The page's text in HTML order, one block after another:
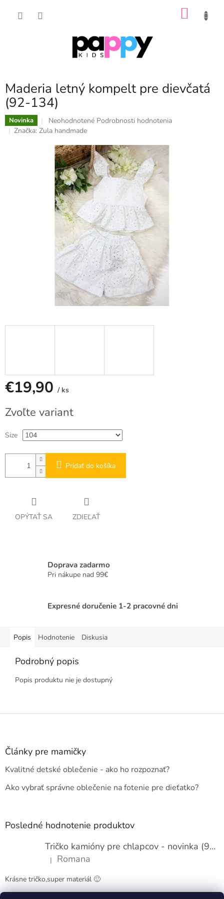
Maderia letný kompelt pre dievčatá
(92-134)
Novinka
Priemerné
hodnotenie
0,0
hviezdičiek.
Neohodnotené Podrobnosti hodnotenia
Značka: Zula handmade
€19,90 / ks
cena:
Zvoľte variant
Size
Pridať do košíka
OPÝTAŤ SA ZDIEĽAŤ
Doprava zadarmo
Pri nákupe nad 99€
Expresné doručenie 1-2 pracovné dni
Popis Hodnotenie Diskusia
Podrobný popis
Popis produktu nie je dostupný
Z
Články pre mamičky
Kvalitné detské oblečenie - ako ho rozpoznať?
Ako vybrať správne oblečenie na fotenie pre dieťatko?
Posledné hodnotenie produktov
Tričko kamióny pre chlapcov - novinka (98-134)
Hodnotenie produktu je 5 z 5 hviezdičiek.
| Romana
Krásne tričko,super materiál 🙂